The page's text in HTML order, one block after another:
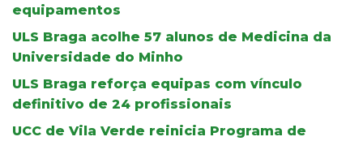
equipamentos
ULS Braga acolhe 57 alunos de Medicina da
Universidade do Minho
ULS Braga reforça equipas com vínculo
definitivo de 24 profissionais
UCC de Vila Verde reinicia Programa de